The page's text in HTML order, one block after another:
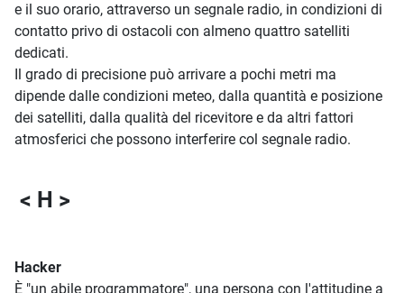
e il suo orario, attraverso un segnale radio, in condizioni di
contatto privo di ostacoli con almeno quattro satelliti
dedicati.
Il grado di precisione può arrivare a pochi metri ma
dipende dalle condizioni meteo, dalla quantità e posizione
dei satelliti, dalla qualità del ricevitore e da altri fattori
atmosferici che possono interferire col segnale radio.
< H >
Hacker
È "un abile programmatore", una persona con l'attitudine a